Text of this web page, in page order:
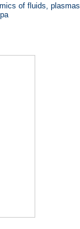
of fluids, plasmas